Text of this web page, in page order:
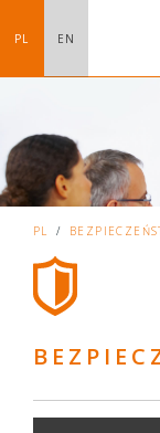
PL EN
PL /